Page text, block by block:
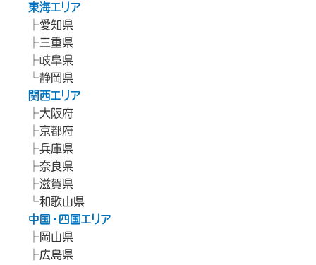
東海エリア
愛知県
三重県
岐阜県
静岡県
関西エリア
大阪府
京都府
兵庫県
奈良県
滋賀県
和歌山県
中国・四国エリア
岡山県
広島県